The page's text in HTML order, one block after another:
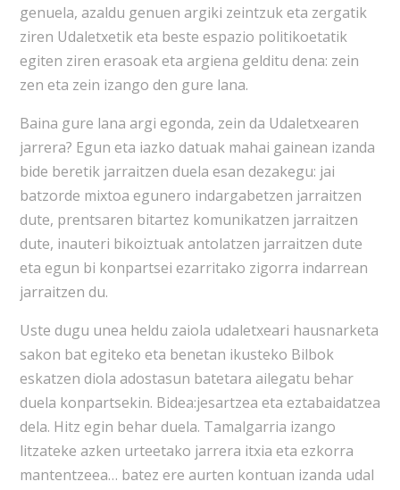
genuela, azaldu genuen argiki zeintzuk eta zergatik
ziren Udaletxetik eta beste espazio politikoetatik
egiten ziren erasoak eta argiena gelditu dena: zein
zen eta zein izango den gure lana.
Baina gure lana argi egonda, zein da Udaletxearen
jarrera? Egun eta iazko datuak mahai gainean izanda
bide beretik jarraitzen duela esan dezakegu: jai
batzorde mixtoa egunero indargabetzen jarraitzen
dute, prentsaren bitartez komunikatzen jarraitzen
dute, inauteri bikoiztuak antolatzen jarraitzen dute
eta egun bi konpartsei ezarritako zigorra indarrean
jarraitzen du.
Uste dugu unea heldu zaiola udaletxeari hausnarketa
sakon bat egiteko eta benetan ikusteko Bilbok
eskatzen diola adostasun batetara ailegatu behar
duela konpartsekin. Bidea:jesartzea eta eztabaidatzea
dela. Hitz egin behar duela. Tamalgarria izango
litzateke azken urteetako jarrera itxia eta ezkorra
mantentzeea… batez ere aurten kontuan izanda udal